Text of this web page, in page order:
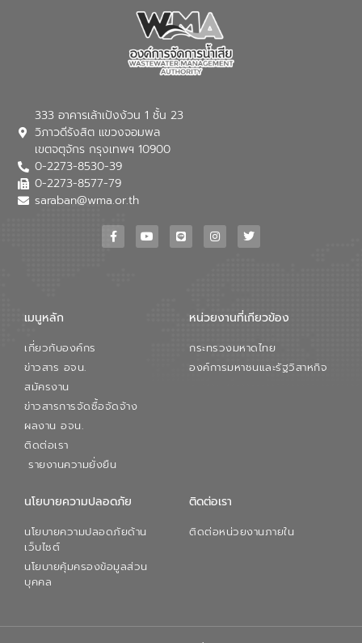
333 อาคารเล้าเป้งง้วน 1 ชั้น 23
วิภาวดีรังสิต แขวงจอมพล
เขตจตุจักร กรุงเทพฯ 10900
0-2273-8530-39
0-2273-8577-79
saraban@wma.or.th
เมนูหลัก
เกี่ยวกับองค์กร
ข่าวสาร อจน.
สมัครงาน
ข่าวสารการจัดซื้อจัดจ้าง
ผลงาน อจน.
ติดต่อเรา
รายงานความยั่งยืน
หน่วยงานที่เกียวข้อง
กระทรวงมหาดไทย
องค์การมหาชนและรัฐวิสาหกิจ
นโยบายความปลอดภัย
นโยบายความปลอดภัยด้าน
เว็บไซต์
นโยบายคุ้มครองข้อมูลส่วน
บุคคล
ติดต่อเรา
ติดต่อหน่วยงานภายใน